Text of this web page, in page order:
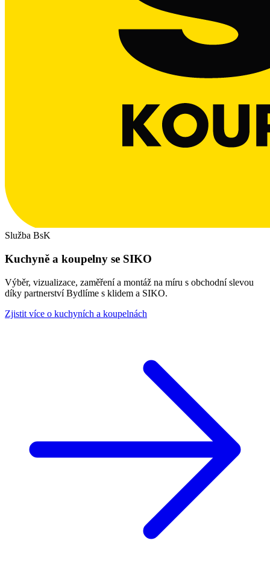
Služba BsK
Kuchyně a koupelny se SIKO
Výběr, vizualizace, zaměření a montáž na míru s obchodní slevou
díky partnerství Bydlíme s klidem a SIKO.
Zjistit více o kuchyních a koupelnách